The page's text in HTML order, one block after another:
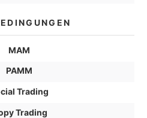
MAM
PAMM
Trading
Trading